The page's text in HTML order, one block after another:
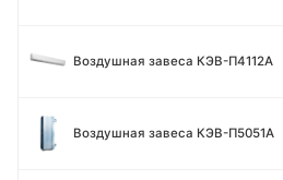
Воздушная завеса КЭВ-П4112А
Воздушная завеса КЭВ-П5051A